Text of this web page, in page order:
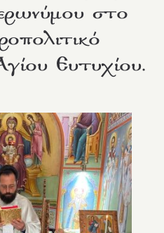
στο
Ευτυχίου.